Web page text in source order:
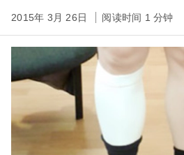
2015年 3月 26日 阅读时间 1 分钟